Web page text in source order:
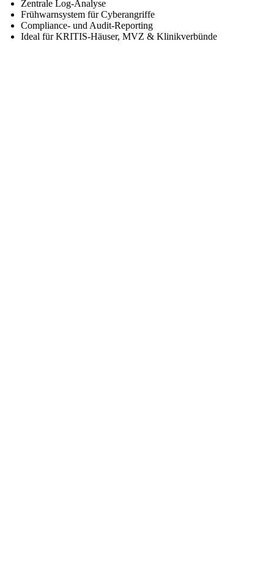
Zentrale Log-Analyse
Frühwarnsystem für Cyberangriffe
Compliance- und Audit-Reporting
Ideal für KRITIS-Häuser, MVZ & Klinikverbünde